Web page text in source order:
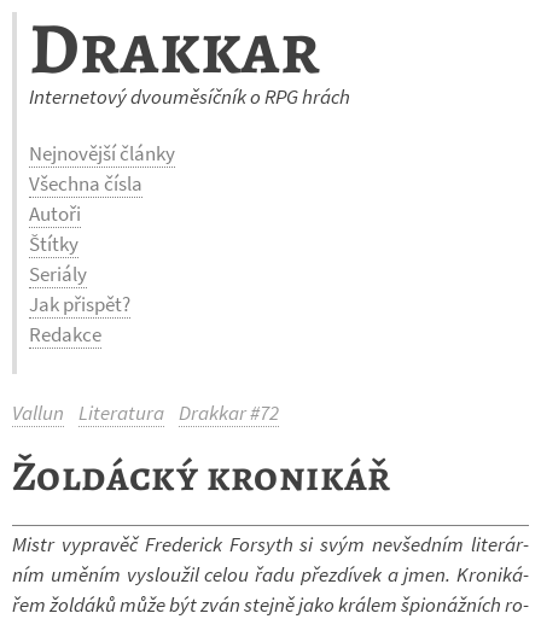
Drakkar
Internetový dvouměsíčník o RPG hrách
Nejnovější články
Všechna čísla
Autoři
Štítky
Seriály
Jak přispět?
Redakce
Vallun Literatura Drakkar #72
Žoldácký kronikář
Mistr vy­pra­věč Fre­de­rick For­syth si svým ne­všed­ním li­te­rár­
ním umě­ním vy­slou­žil celou řadu pře­zdí­vek a jmen. Kro­ni­ká­
řem žol­dáků může být zván stejně jako krá­lem špi­o­náž­ních ro­